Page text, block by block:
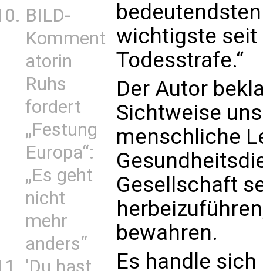
BILD-
Komment
atorin
Ruhs
fordert
„Festung
Europa“:
„Es geht
nicht
mehr
anders“
'Du hast
wichtigste seit
Todesstrafe.“
Der Autor
Sichtweise
menschliche
Gesellschaft
bewahren.
Es handle